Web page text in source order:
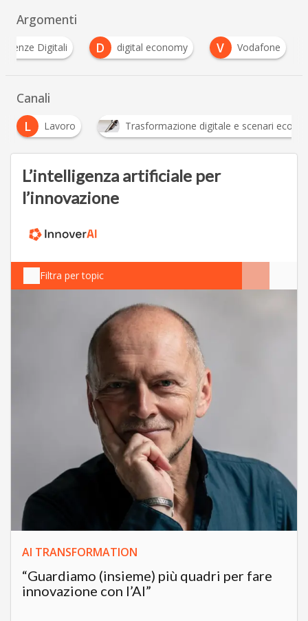
Argomenti
Digitali D digital economy V Vodafone
Canali
Lavoro Trasformazione digitale e scenari economici
L’intelligenza artificiale per
l’innovazione
Filtra per topic
AI TRANSFORMATION
“Guardiamo (insieme) più quadri per fare
innovazione con l’AI”